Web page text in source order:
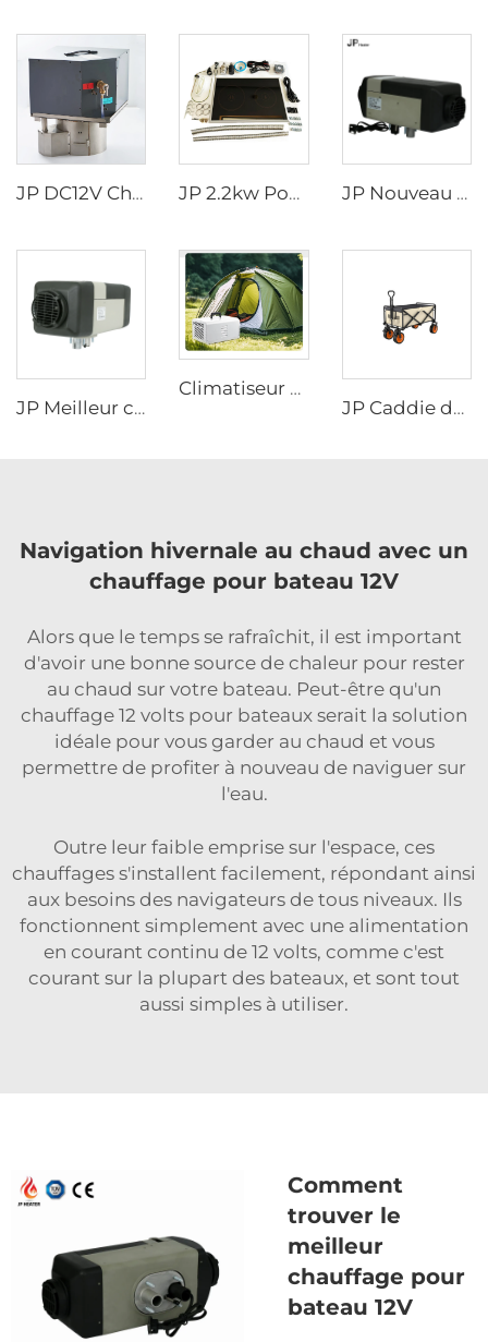
JP DC12V Chauffe-eau au diesel avec réservoir d'eau de 18L pour camping-car, fourgon aménagé, bateau JP 2.2kw Poêle au diesel Cuisinière Plaque chauffante pour cuisson Poêle à fuel diesel JP Nouveau Airdronic 2KW 12V 24V Chauffage stationnaire air pour bateaux Camping-cars VR Caravanes Vans Camions Similaire à Webasto
JP Meilleur chauffage à air Lpg 4KW 24V Chauffage de stationnement pour camping-car, bateau et voiture
Climatiseur portable JP 220v/50hz 220v/60hz Tout-en-un R134a Mobile Climatisation
JP Caddie de Courses Extérieur Pliant Chariot de Pique-nique Caddie de Camping Wagon à Plateforme Pliable
Navigation hivernale au chaud avec un
chauffage pour bateau 12V
Alors que le temps se rafraîchit, il est important
d'avoir une bonne source de chaleur pour rester
au chaud sur votre bateau. Peut-être qu'un
chauffage 12 volts pour bateaux serait la solution
idéale pour vous garder au chaud et vous
permettre de profiter à nouveau de naviguer sur
l'eau.
Outre leur faible emprise sur l'espace, ces
chauffages s'installent facilement, répondant ainsi
aux besoins des navigateurs de tous niveaux. Ils
fonctionnent simplement avec une alimentation
en courant continu de 12 volts, comme c'est
courant sur la plupart des bateaux, et sont tout
aussi simples à utiliser.
Comment
trouver le
meilleur
chauffage pour
bateau 12V